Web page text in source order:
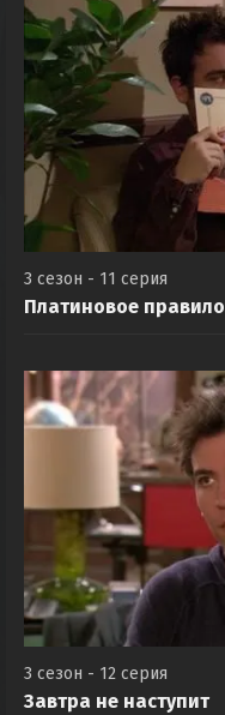
3 сезон - 11 серия
Платиновое правило
3 сезон - 12 серия
Завтра не наступит